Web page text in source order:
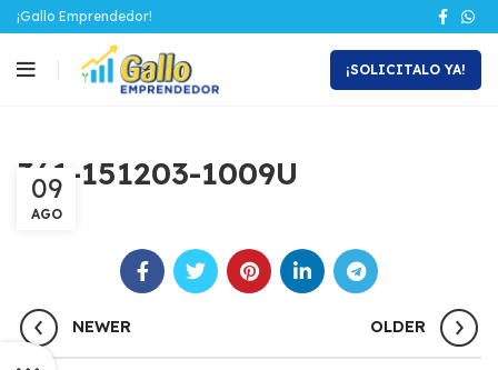
¡Gallo Emprendedor!
¡SOLICITALO YA!
361-151203-1009U
09
AGO
NEWER OLDER